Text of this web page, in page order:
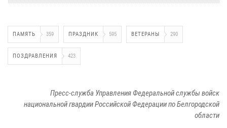
ПАМЯТЬ 359 ПРАЗДНИК 595 ВЕТЕРАНЫ 290
ПОЗДРАВЛЕНИЯ 423
Пресс-служба Управления Федеральной службы войск
национальной гвардии Российской Федерации по Белгородской
области